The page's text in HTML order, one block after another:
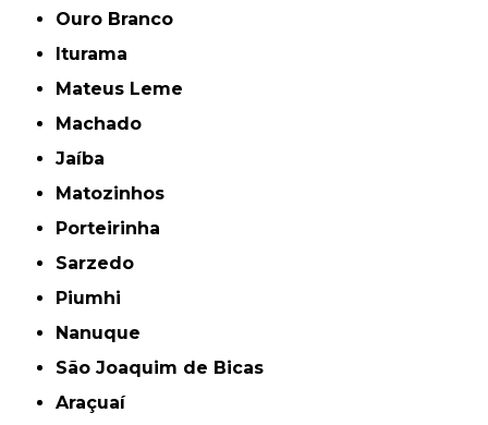
Ouro Branco
Iturama
Mateus Leme
Machado
Jaíba
Matozinhos
Porteirinha
Sarzedo
Piumhi
Nanuque
São Joaquim de Bicas
Araçuaí